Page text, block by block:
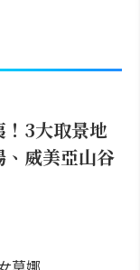
！3大取景地
威美亞山谷